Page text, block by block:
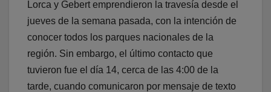
Lorca y Gebert emprendieron la travesía desde el
jueves de la semana pasada, con la intención de
conocer todos los parques nacionales de la
región. Sin embargo, el último contacto que
tuvieron fue el día 14, cerca de las 4:00 de la
tarde, cuando comunicaron por mensaje de texto